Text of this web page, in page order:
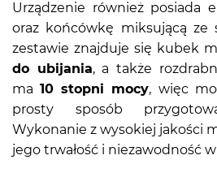
Urządzenie również posiada
oraz końcówkę miksującą ze
zestawie znajduje się kubek
do ubijania, a także
ma10 stopni mocy, więc
prosty sposób
Wykonanie z wysokiej jakości
jego trwałość i niezawodność